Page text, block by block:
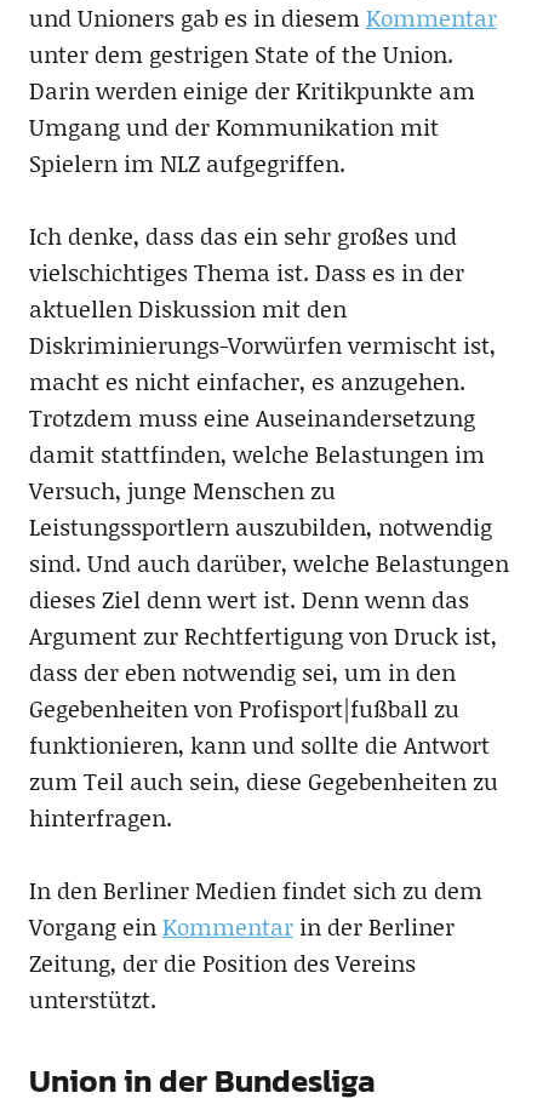
und Unioners gab es in diesemKommentar
unter dem gestrigen State of the Union.
Darin werden einige der Kritikpunkte am
Umgang und der Kommunikation mit
Spielern im NLZ aufgegriffen.
Ich denke, dass das ein sehr großes und
vielschichtiges Thema ist. Dass es in der
aktuellen Diskussion mit den
Diskriminierungs-Vorwürfen vermischt ist,
macht es nicht einfacher, es anzugehen.
Trotzdem muss eine Auseinandersetzung
damit stattfinden, welche Belastungen im
Versuch, junge Menschen zu
Leistungssportlern auszubilden, notwendig
sind. Und auch darüber, welche Belastungen
dieses Ziel denn wert ist. Denn wenn das
Argument zur Rechtfertigung von Druck ist,
dass der eben notwendig sei, um in den
Gegebenheiten von Profisport|fußball zu
funktionieren, kann und sollte die Antwort
zum Teil auch sein, diese Gegebenheiten zu
hinterfragen.
In den Berliner Medien findet sich zu dem
Vorgang einKommentarin der Berliner
Zeitung, der die Position des Vereins
unterstützt.
Union in der Bundesliga